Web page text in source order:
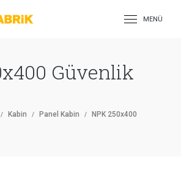
MENÜ
Güvenlik
Kabin Panel Kabin
NPK 250x400